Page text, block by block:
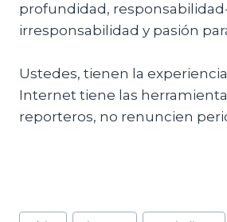
profundidad,
irresponsabilidad y pasión
Ustedes, tienen la
Internet tiene las
reporteros, no renuncien
Etiquetas